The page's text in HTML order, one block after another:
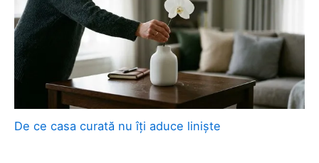
De ce casa curată nu îți aduce liniște